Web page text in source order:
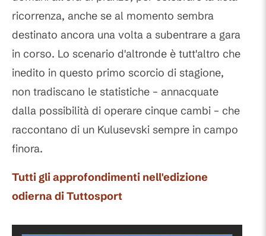
ricorrenza, anche se al momento sembra
destinato ancora una volta a subentrare a gara
in corso. Lo scenario d'altronde è tutt'altro che
inedito in questo primo scorcio di stagione,
non tradiscano le statistiche – annacquate
dalla possibilità di operare cinque cambi – che
raccontano di un Kulusevski sempre in campo
finora.
Tutti gli approfondimenti nell'edizione
odierna di Tuttosport